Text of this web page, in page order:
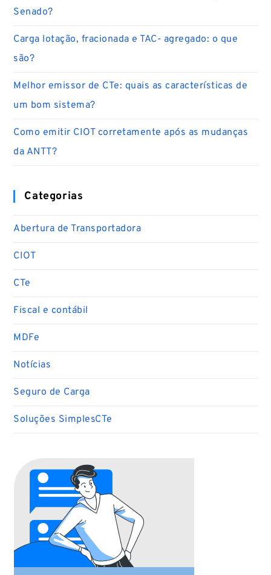
Senado?
Carga lotação, fracionada e TAC- agregado: o que
são?
Melhor emissor de CTe: quais as características de
um bom sistema?
Como emitir CIOT corretamente após as mudanças
da ANTT?
Categorias
Abertura de Transportadora
CIOT
CTe
Fiscal e contábil
MDFe
Notícias
Seguro de Carga
Soluções SimplesCTe